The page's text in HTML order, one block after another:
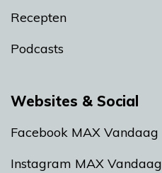
Recepten
Podcasts
Websites & Social
Facebook MAX Vandaag
Instagram MAX Vandaag